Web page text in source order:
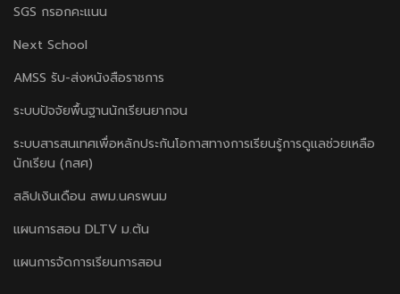
SGS กรอกคะแนน
Next School
AMSS รับ-ส่งหนังสือราชการ
ระบบปัจจัยพื้นฐานนักเรียนยากจน
ระบบสารสนเทศเพื่อหลักประกันโอกาสทางการเรียนรู้การดูแลช่วยเหลือ
นักเรียน (กสศ)
สลิปเงินเดือน สพม.นครพนม
แผนการสอน DLTV ม.ต้น
แผนการจัดการเรียนการสอน